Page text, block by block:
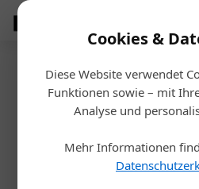
Cookies &
Diese Website verwendet
Funktionen sowie – mit
Analyse und
Mehr Informationen
Startseite/
Projekt
Tischler-
Möbelstück